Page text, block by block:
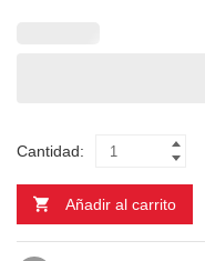
Cantidad:
Añadir al carrito